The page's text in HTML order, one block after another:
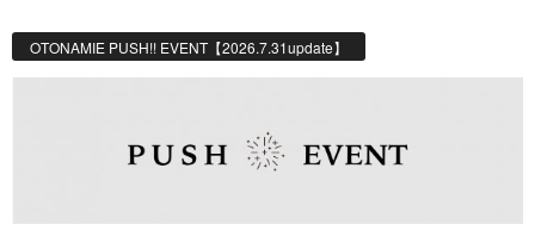
OTONAMIE PUSH!! EVENT【2026.7.31update】